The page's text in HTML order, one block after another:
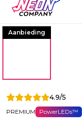
Aanbieding
4.9/5
PREMIUM PowerLEDs™